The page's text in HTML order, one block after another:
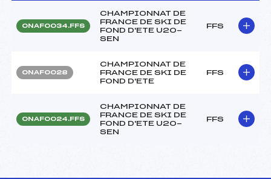
ONAF0034.FFS
CHAMPIONNAT DE
FRANCE DE SKI DE
FOND D'ETE U20-
SEN
FFS
ONAF0028
CHAMPIONNAT DE
FRANCE DE SKI DE
FOND D'ETE
FFS
ONAF0024.FFS
CHAMPIONNAT DE
FRANCE DE SKI DE
FOND D'ETE U20-
SEN
FFS